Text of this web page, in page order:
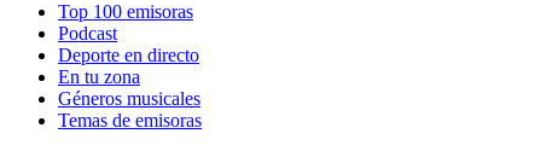
Top 100 emisoras
Podcast
Deporte en directo
En tu zona
Géneros musicales
Temas de emisoras